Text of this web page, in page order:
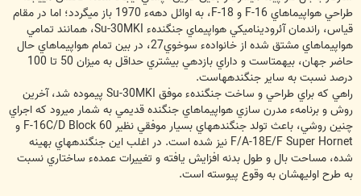
طراحي هواپيماهاي F-16 و F-18، به اوائل دههء 1970 باز مي‏گردد؛ اما در مقام
قياس، راندمان آئروديناميكي هواپيماي جنگندهء Su-30MKI، همانند تمامي
هواپيماهاي مشتق شده از خانوادهء سوخوي27، در بين تمام هواپيماهاي حال
حاضر جهان، بي‏همتاست و داراي بازدهي بيشتري حداقل به ميزان 50 تا 100
درصد نسبت به ساير جنگنده‏هاست.
راهي كه براي طراحي و ساخت جنگندهء موفق Su-30MKI پيموده شد، آخرين
روش و برنامهء مدرن سازي هواپيماهاي جنگنده قديمي به شمار مي‏رود كه اجراي
چنين روشي، باعث تولد جنگنده‏هاي بسيار موفقي نظير F-16C/D Block 60 و
F/A-18E/F Super Hornet نيز شده است. در اغلب اين جنگنده‏هاي بهينه
شده، مساحت بال و طول بدنه افزايش يافته و تغييرات عمدهء ساختاري نسبت
به طرح اوليه‏شان به وقوع پيوسته است.